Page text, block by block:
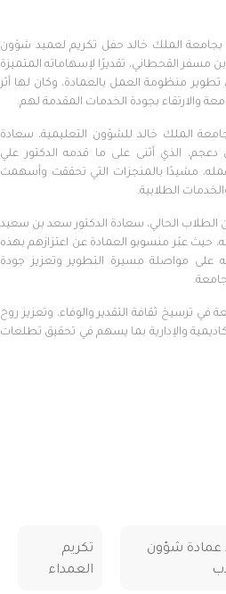
الملك خالد حفل تكريم لعميد شؤون
مسفر القحطاني، تقديرًا لإسهاماته المتميزة
منظومة العمل بالعمادة، وكان لها أثر
والارتقاء بجودة الخدمات المقدمة لهم.
الملك خالد للشؤون التعليمية، سعادة
الذي أثنى على ما قدمه الدكتور علي
مشيدًا بالمنجزات التي تحققت وأسهمت
الطلابية.
الحالي، سعادة الدكتور سعد بن سعيد
حيث عبّر منسوبو العمادة عن اعتزازهم بهذه
على مواصلة مسيرة التطوير وتعزيز جودة
في ترسيخ ثقافة التقدير والوفاء، وتعزيز روح
والإدارية بما يسهم في تحقيق تطلعات
عمادة شؤون
تكريم
العمداء